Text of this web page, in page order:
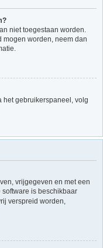
niet toegestaan worden.
mogen worden, neem dan
het gebruikerspaneel, volg
vrijgegeven en met een
software is beschikbaar
verspreid worden,